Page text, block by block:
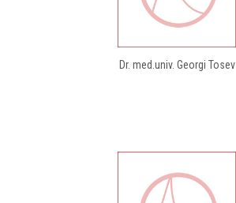
Dr. med.univ. Georgi Tosev